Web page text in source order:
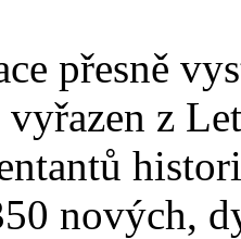
přesně
z
nových,